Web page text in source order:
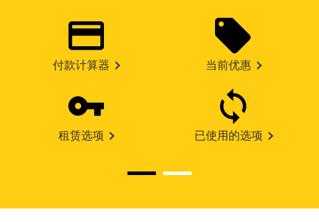
付款计算器 当前优惠
租赁选项 已使用的选项